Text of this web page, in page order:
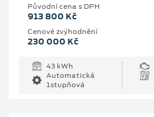
Původní cena s DPH
913 800 Kč
Cenové zvýhodnění
230 000 Kč
43 kWh
Automatická
1stupňová